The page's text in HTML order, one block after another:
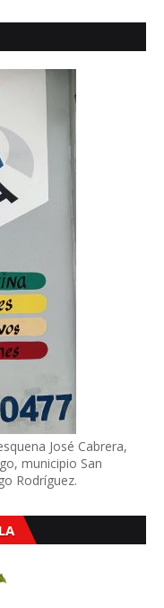
José Cabrera,
municipio San
Rodríguez.